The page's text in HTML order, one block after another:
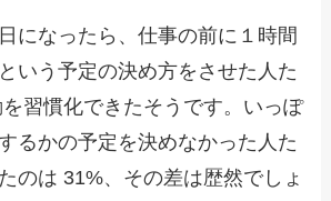
になったら、仕事の前に１時間
いう予定の決め方をさせた人た
習慣化できたそうです。いっぽ
るかの予定を決めなかった人た
のは 31%、その差は歴然でしょ